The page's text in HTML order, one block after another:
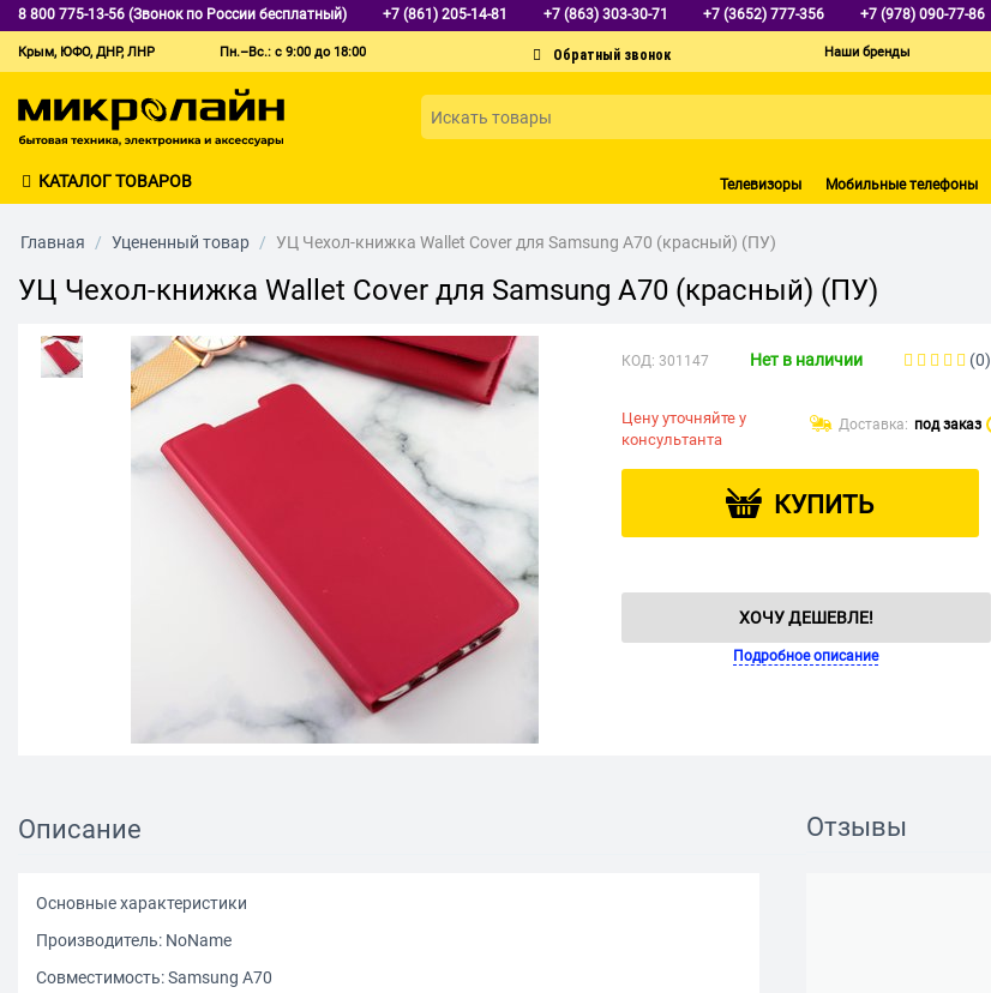
8 800 775-13-56 (Звонок по России бесплатный) +7 (861) 205-14-81 +7 (863) 303-30-71 +7 (3652) 777-356 +7 (978) 090-77-86
Крым, ЮФО, ДНР, ЛНР Пн.–Вс.: с 9:00 до 18:00 Наши бренды
КАТАЛОГ ТОВАРОВ Телевизоры Мобильные телефоны
Главная / Уцененный товар / УЦ Чехол-книжка Wallet Cover для Samsung A70 (красный) (ПУ)
УЦ Чехол-книжка Wallet Cover для Samsung A70 (красный) (ПУ)
КОД: 301147 Нет в наличии (0)
Цену уточняйте у
консультанта
Доставка: под заказ
КУПИТЬ
ХОЧУ ДЕШЕВЛЕ!
Подробное описание
Описание
Основные характеристики
Производитель: NoName
Совместимость: Samsung A70
Отзывы